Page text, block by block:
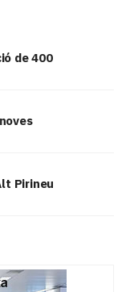
de 400
Pirineu